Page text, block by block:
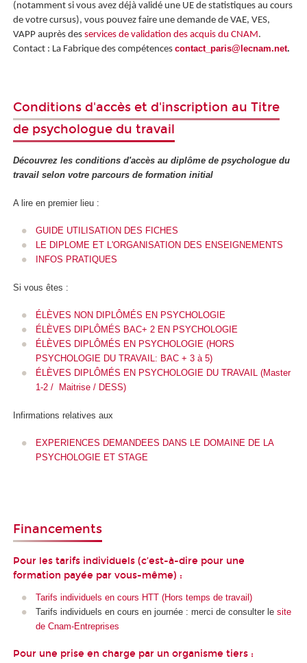
(notamment si vous avez déjà validé une UE de statistiques au cours
de votre cursus), vous pouvez faire une demande de VAE, VES,
VAPP auprès des services de validation des acquis du CNAM.
Contact : La Fabrique des compétences contact_paris@lecnam.net.
Conditions d'accès et d'inscription au Titre
de psychologue du travail
Découvrez les conditions d'accès au diplôme de psychologue du
travail selon votre parcours de formation initial
A lire en premier lieu :
GUIDE UTILISATION DES FICHES
LE DIPLOME ET L'ORGANISATION DES ENSEIGNEMENTS
INFOS PRATIQUES
Si vous êtes :
ÉLÈVES NON DIPLÔMÉS EN PSYCHOLOGIE
ÉLÈVES DIPLÔMÉS BAC+ 2 EN PSYCHOLOGIE
ÉLÈVES DIPLÔMÉS EN PSYCHOLOGIE (HORS
PSYCHOLOGIE DU TRAVAIL: BAC + 3 à 5)
ÉLÈVES DIPLÔMÉS EN PSYCHOLOGIE DU TRAVAIL (Master
1-2 / Maitrise / DESS)
Infirmations relatives aux
EXPERIENCES DEMANDEES DANS LE DOMAINE DE LA
PSYCHOLOGIE ET STAGE
Financements
Pour les tarifs individuels (c’est-à-dire pour une
formation payée par vous-même) :
Tarifs individuels en cours HTT (Hors temps de travail)
Tarifs individuels en cours en journée : merci de consulter le site
de Cnam-Entreprises
Pour une prise en charge par un organisme tiers :